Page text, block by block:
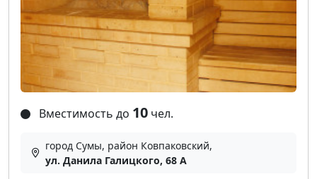
Вместимость до 10 чел.
город Сумы, район Ковпаковский,
ул. Данила Галицкого, 68 А